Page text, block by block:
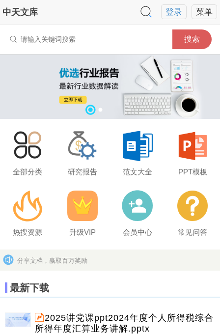
菜单
登录
中天文库
搜索
全部分类 研究报告 范文大全 PPT模板
热搜资源 升级VIP 会员中心 常见问答
坚决打击上传盗版作品的违法行为
最新下载
2025讲党课ppt2024年度个人所得税综合
所得年度汇算业务讲解.pptx